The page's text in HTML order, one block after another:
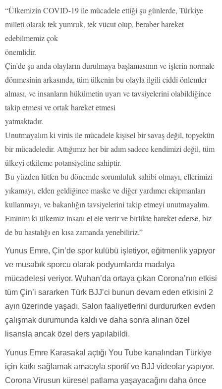
“Ülkemizin COVID-19 ile mücadele ettiği şu günlerde, Türkiye
milleti olarak tek yumruk, tek vücut olup, beraber hareket
edebilmemiz çok
önemlidir.
Çin’de şu anda olayların durulmaya başlamasının ve işlerin normale
dönmesinin arkasında, tüm ülkenin bu olayla ilgili ciddi önlemler
alması, ve insanların hükümetin uyarı ve tavsiyelerini olabildiğince
takip etmesi ve ortak hareket etmesi
yatmaktadır.
Unutmayalım ki virüs ile mücadele kişisel bir savaş değil, topyekûn
bir mücadeledir. Attığımız her bir adım sadece kendimizi değil, tüm
ülkeyi etkileme potansiyeline sahiptir.
Bu yüzden lütfen bu dönemde sorumluluk sahibi olmayı, ellerimizi
yıkamayı, elden geldiğince maske ve diğer yardımcı ekipmanları
kullanmayı, ve bakanlığın tavsiyelerini takip etmeyi unutmayalım.
Eminim ki ülkemiz insanı el ele verir ve birlikte hareket ederse, biz
de bu hastalığı en kısa zamanda yenebiliriz.”
Yunus Emre, Çin’de spor kulübü işletiyor, eğitmenlik yapıyor
ve musabık sporcu olarak podyumlarda madalya
mücadelesi veriyor. Wuhan’da ortaya çıkan Corona’nın etkisi
tüm Çin’i sararken Türk BJJ’ci bunun devam eden etkisini 2
ayın üzerinde yaşadı. Salon faaliyetlerini durdururken evden
çalışmak durumunda kaldı ve daha sonra alınan özel
lisansla ancak özel ders yapılabildi.
Yunus Emre Karasakal açtığı You Tube kanalından Türkiye
için katkı sağlamak amacıyla sportif ve BJJ videolar yapıyor.
Corona Virusun küresel patlama yaşayacağını daha önce